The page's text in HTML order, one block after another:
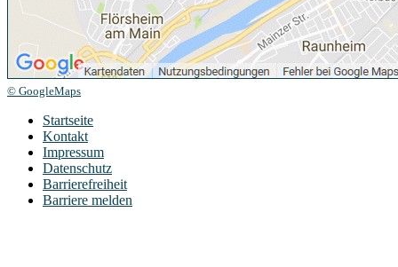
© GoogleMaps
Startseite
Kontakt
Impressum
Datenschutz
Barrierefreiheit
Barriere melden